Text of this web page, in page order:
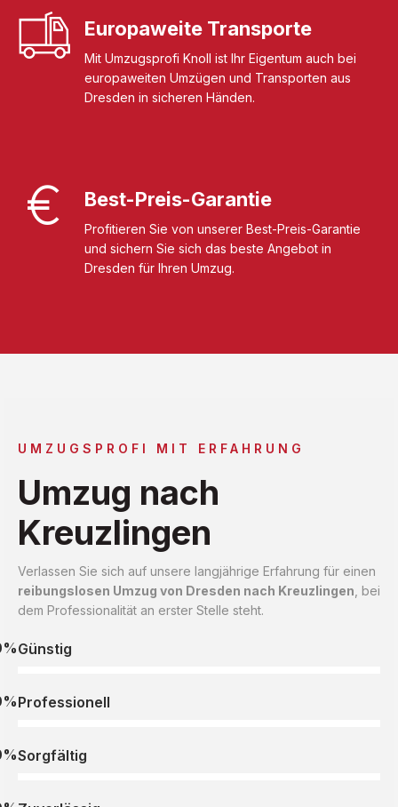
Europaweite Transporte
Mit Umzugsprofi Knoll ist Ihr Eigentum auch bei
europaweiten Umzügen und Transporten aus
Dresden in sicheren Händen.
Best-Preis-Garantie
Profitieren Sie von unserer Best-Preis-Garantie
und sichern Sie sich das beste Angebot in
Dresden für Ihren Umzug.
UMZUGSPROFI MIT ERFAHRUNG
Umzug nach
Kreuzlingen
Verlassen Sie sich auf unsere langjährige Erfahrung für einen
reibungslosen Umzug von Dresden nach Kreuzlingen , bei
dem Professionalität an erster Stelle steht.
Günstig
Professionell
Sorgfältig